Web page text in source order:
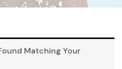
Matching Your